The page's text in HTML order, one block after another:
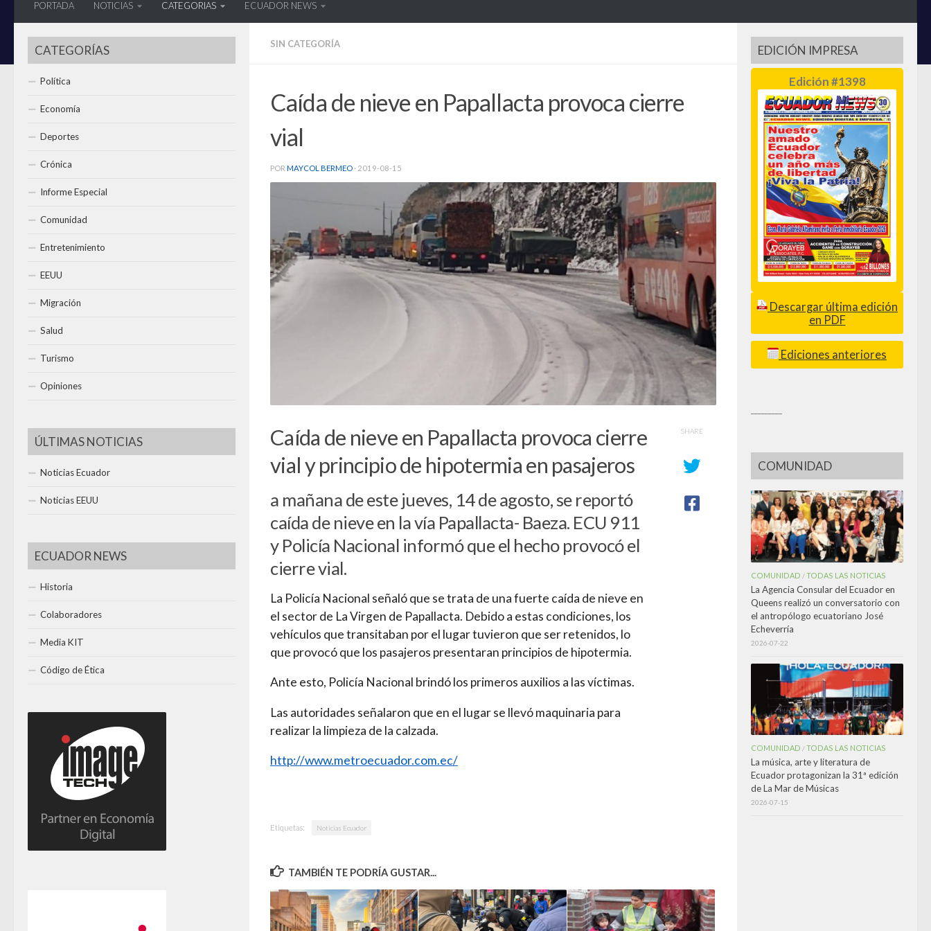
PORTADA NOTICIAS CATEGORIAS ECUADOR NEWS
SIN CATEGORÍA
Caída de nieve en Papallacta provoca cierre
vial
POR MAYCOL BERMEO · 2019-08-15
Caída de nieve en Papallacta provoca cierre
vial y principio de hipotermia en pasajeros
a mañana de este jueves, 14 de agosto, se reportó
caída de nieve en la vía Papallacta- Baeza. ECU 911
y Policía Nacional informó que el hecho provocó el
cierre vial.
La Policía Nacional señaló que se trata de una fuerte caída de nieve en
el sector de La Virgen de Papallacta. Debido a estas condiciones, los
vehículos que transitaban por el lugar tuvieron que ser retenidos, lo
que provocó que los pasajeros presentaran principios de hipotermia.
Ante esto, Policía Nacional brindó los primeros auxilios a las víctimas.
Las autoridades señalaron que en el lugar se llevó maquinaria para
realizar la limpieza de la calzada.
http://www.metroecuador.com.ec/
SHARE
Etiquetas: Noticias Ecuador
TAMBIÉN TE PODRÍA GUSTAR...
CATEGORÍAS
Política
Economía
Deportes
Crónica
Informe Especial
Comunidad
Entretenimiento
EEUU
Migración
Salud
Turismo
Opiniones
ÚLTIMAS NOTICIAS
Noticias Ecuador
Noticias EEUU
ECUADOR NEWS
Historia
Colaboradores
Media KIT
Código de Ética
EDICIÓN IMPRESA
Edición #1398
Descargar última edición
en PDF
Ediciones anteriores
COMUNIDAD
COMUNIDAD /TODAS LAS NOTICIAS
La Agencia Consular del Ecuador en
Queens realizó un conversatorio con
el antropólogo ecuatoriano José
Echeverría
2026-07-22
COMUNIDAD /TODAS LAS NOTICIAS
La música, arte y literatura de
Ecuador protagonizan la 31ª edición
de La Mar de Músicas
2026-07-15